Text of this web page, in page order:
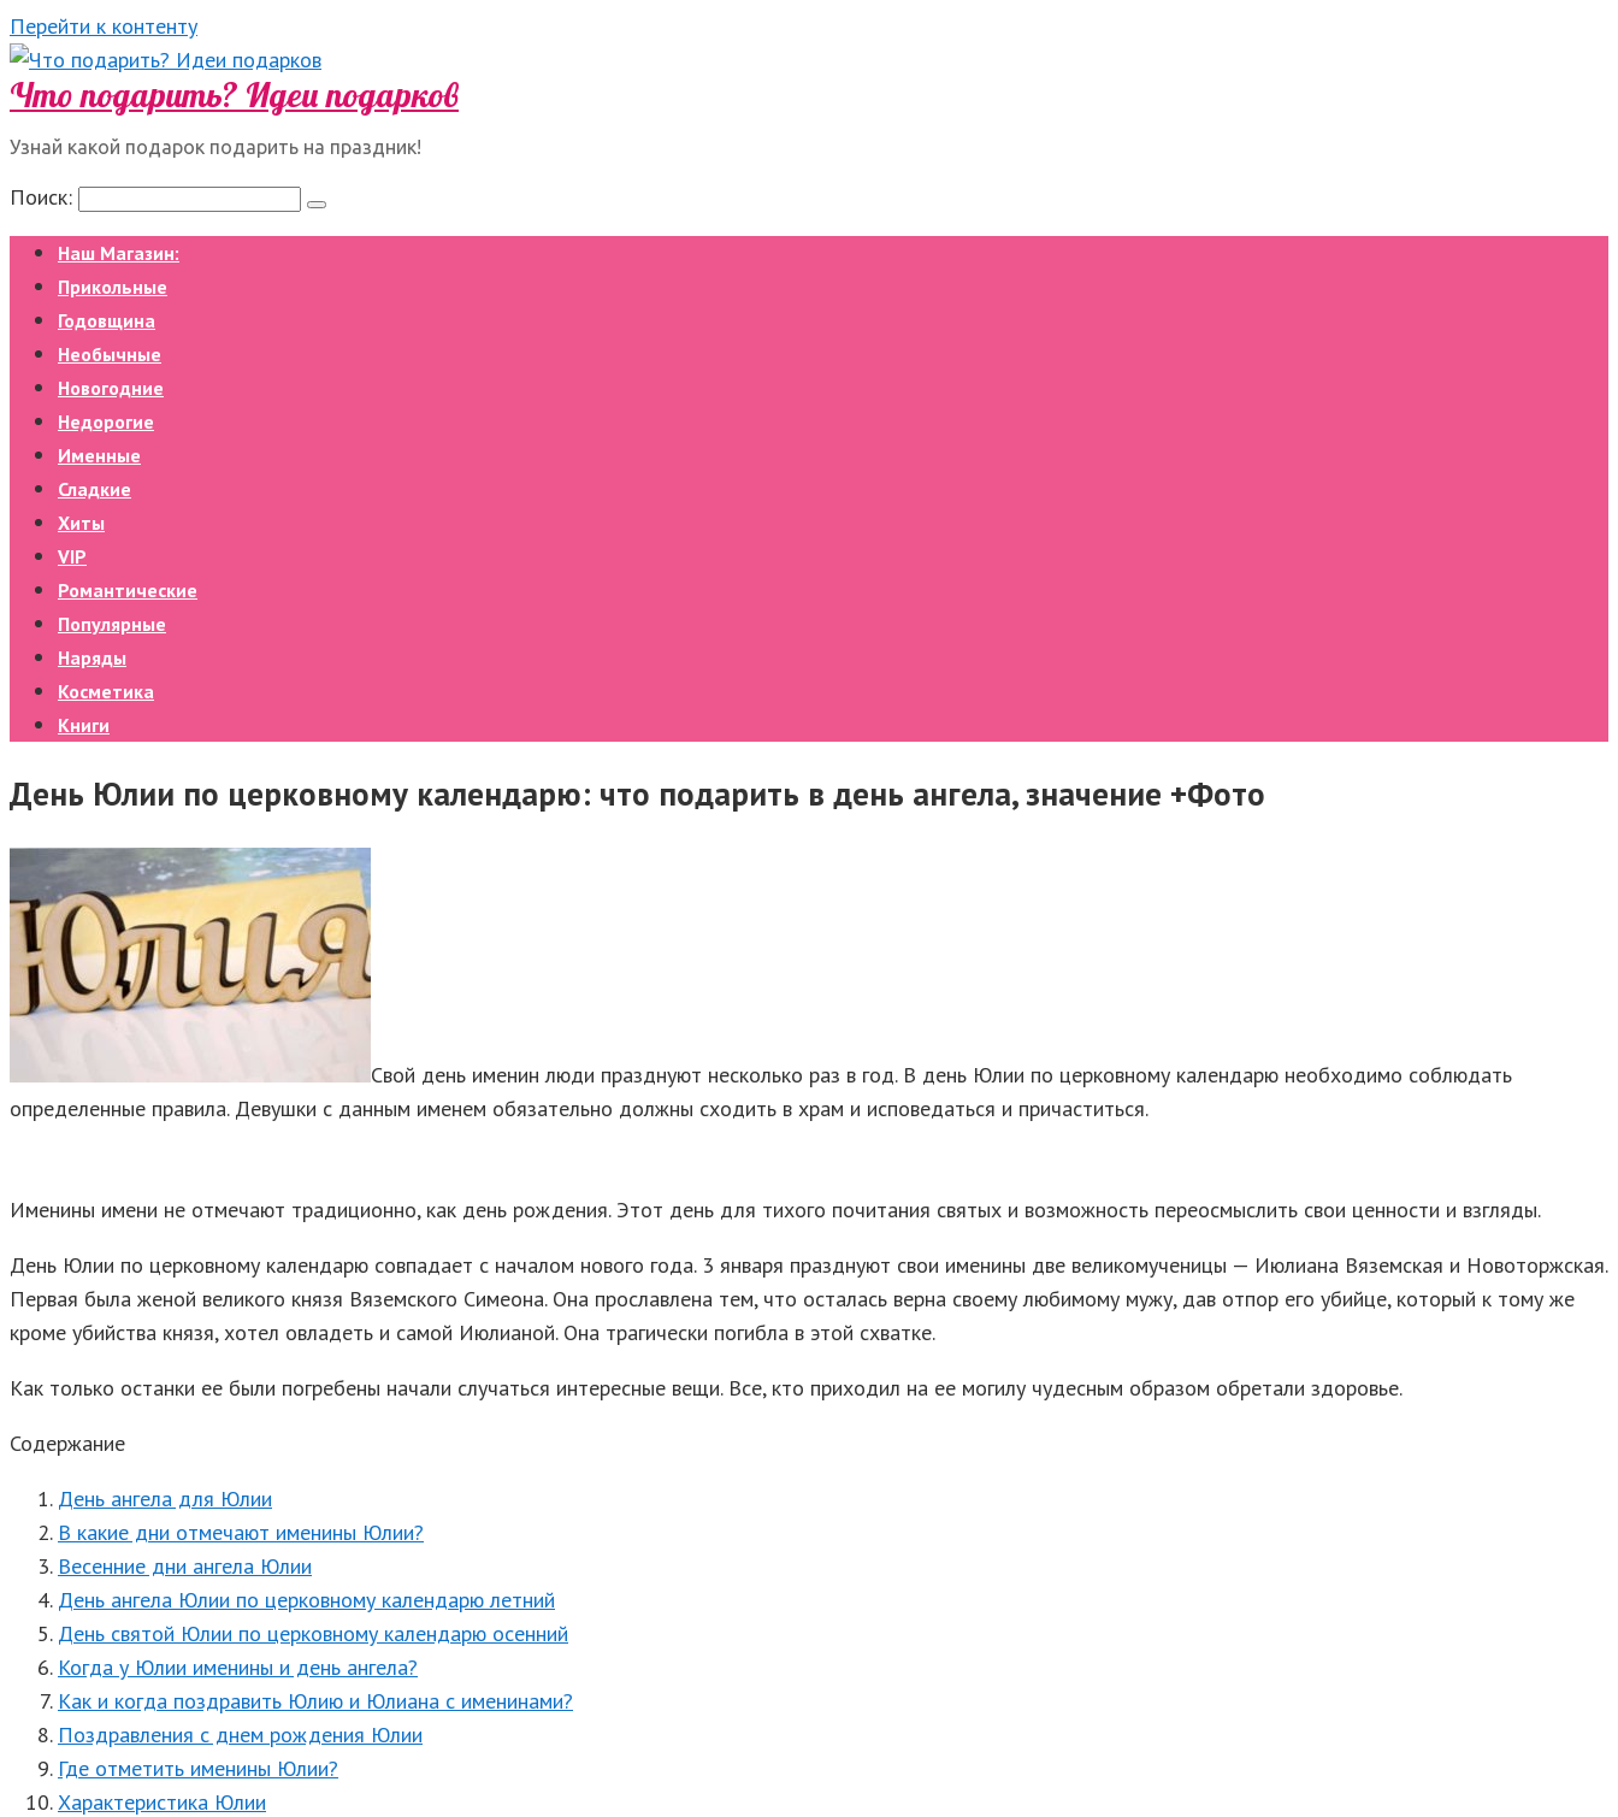
Перейти к контенту
Что подарить? Идеи подарков
Узнай какой подарок подарить на праздник!
Поиск:
Наш Магазин:
Прикольные
Годовщина
Необычные
Новогодние
Недорогие
Именные
Сладкие
Хиты
VIP
Романтические
Популярные
Наряды
Косметика
Книги
День Юлии по церковному календарю: что подарить в день ангела, значение +Фото
Свой день именин люди празднуют несколько раз в год. В день Юлии по церковному календарю необходимо соблюдать
определенные правила. Девушки с данным именем обязательно должны сходить в храм и исповедаться и причаститься.
Именины имени не отмечают традиционно, как день рождения. Этот день для тихого почитания святых и возможность переосмыслить свои ценности и взгляды.
День Юлии по церковному календарю совпадает с началом нового года. 3 января празднуют свои именины две великомученицы — Июлиана Вяземская и Новоторжская.
Первая была женой великого князя Вяземского Симеона. Она прославлена тем, что осталась верна своему любимому мужу, дав отпор его убийце, который к тому же
кроме убийства князя, хотел овладеть и самой Июлианой. Она трагически погибла в этой схватке.
Как только останки ее были погребены начали случаться интересные вещи. Все, кто приходил на ее могилу чудесным образом обретали здоровье.
Содержание
День ангела для Юлии
В какие дни отмечают именины Юлии?
Весенние дни ангела Юлии
День ангела Юлии по церковному календарю летний
День святой Юлии по церковному календарю осенний
Когда у Юлии именины и день ангела?
Как и когда поздравить Юлию и Юлиана с именинами?
Поздравления с днем рождения Юлии
Где отметить именины Юлии?
Характеристика Юлии